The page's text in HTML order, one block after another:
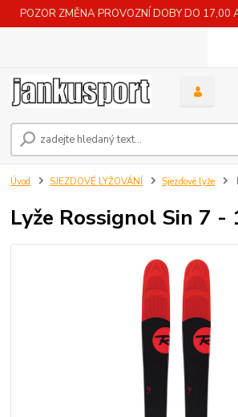
POZOR ZMĚNA PROVOZNÍ DOBY DO 17,00
Úvod SJEZDOVÉ LYŽOVÁNÍ Sjezdové lyže
Lyže Rossignol Sin 7 -